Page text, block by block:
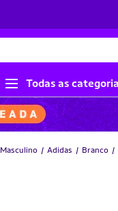
Todas as
Masculino Adidas Branco